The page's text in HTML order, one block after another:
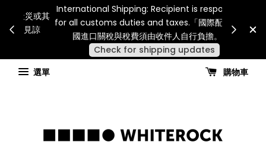
連假期間宅配服務將暫停配送。 如遇假日、天災或其
他不可抗力因素，出貨安排可能調整，敬請見諒
查看國內宅配最新公告
for all
國
選單
購物車